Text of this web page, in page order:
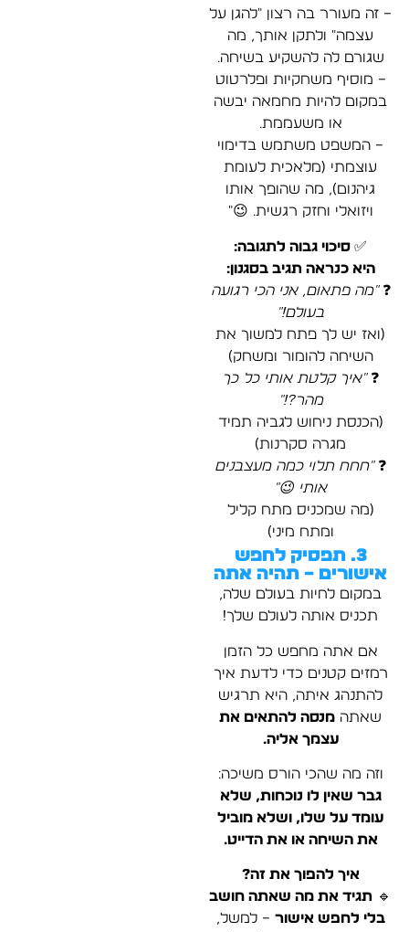
– זה מעורר בה רצון "להגן על
עצמה" ולתקן אותך, מה
שגורם לה להשקיע בשיחה.
– מוסיף משחקיות ופלרטוט
במקום להיות מחמאה יבשה
או משעממת.
– המשפט משתמש בדימוי
עוצמתי (מלאכית לעומת
גיהנום), מה שהופך אותו
ויזואלי וחזק רגשית. 😉"
✅ סיכוי גבוה לתגובה:
היא כנראה תגיב בסגנון:
❓"מה פתאום, אני הכי רגועה
בעולם!"
(ואז יש לך פתח למשוך את
השיחה להומור ומשחק)
❓"איך קלטת אותי כל כך
מהר?!"
(הכנסת ניחוש לגביה תמיד
מגרה סקרנות)
❓"חחח תלוי כמה מעצבנים
אותי 😉"
(מה שמכניס מתח קליל
ומתח מיני)
3. תפסיק לחפש
אישורים – תהיה אתה
במקום לחיות בעולם שלה,
תכניס אותה לעולם שלך!
אם אתה מחפש כל הזמן
רמזים קטנים כדי לדעת איך
להתנהג איתה, היא תרגיש
שאתה מנסה להתאים את
עצמך אליה.
וזה מה שהכי הורס משיכה:
גבר שאין לו נוכחות, שלא
עומד על שלו, ושלא מוביל
את השיחה או את הדייט.
איך להפוך את זה?
🔹 תגיד את מה שאתה חושב
בלי לחפש אישור – למשל,